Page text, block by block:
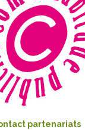
partenariats